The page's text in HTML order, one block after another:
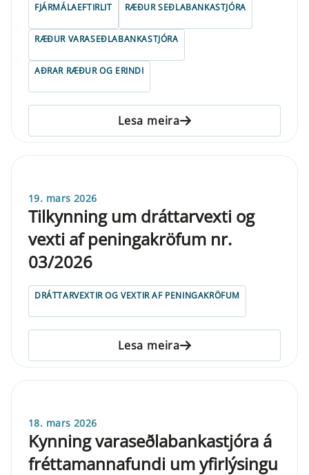
FJÁRMÁLAEFTIRLIT RÆÐUR SEÐLABANKASTJÓRA
RÆÐUR VARASEÐLABANKASTJÓRA
AÐRAR RÆÐUR OG ERINDI
Lesa meira
19. mars 2026
Tilkynning um dráttarvexti og
vexti af peningakröfum nr.
03/2026
DRÁTTARVEXTIR OG VEXTIR AF PENINGAKRÖFUM
Lesa meira
18. mars 2026
Kynning varaseðlabankastjóra á
fréttamannafundi um yfirlýsingu